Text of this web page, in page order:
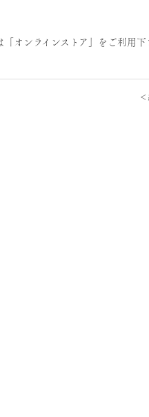
「オンラインストア 」をご利用下